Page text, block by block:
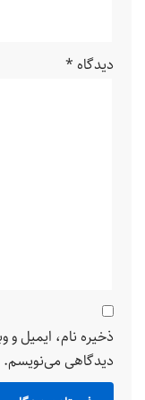
دیدگاه *
ذخیره نام، ایمیل و
دیدگاهی می‌نویسم.